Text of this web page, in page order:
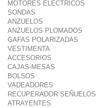
MOTORES ELÉCTRICOS
SONDAS
ANZUELOS
ANZUELOS PLOMADOS
GAFAS POLARIZADAS
VESTIMENTA
ACCESORIOS
CAJAS-MESAS
BOLSOS
VADEADORES
RECUPERADOR SEÑUELOS
ATRAYENTES